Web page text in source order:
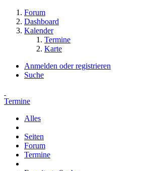
Forum
Dashboard
Kalender
Termine
Karte
Anmelden oder registrieren
Suche
Termine
Alles
Seiten
Forum
Termine